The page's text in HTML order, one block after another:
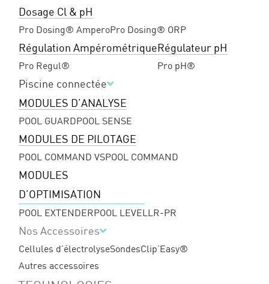
Dosage Cl & pH
Pro Dosing® AmperoPro Dosing® ORP
Régulation Ampérométrique
Pro Regul®
Régulateur pH
Pro pH®
Piscine connectée
MODULES D’ANALYSE
POOL GUARDPOOL SENSE
MODULES DE PILOTAGE
POOL COMMAND VSPOOL COMMAND
MODULES
D’OPTIMISATION
POOL EXTENDERPOOL LEVELLR-PR
Nos Accessoires
Cellules d’électrolyseSondesClip’Easy®
Autres accessoires